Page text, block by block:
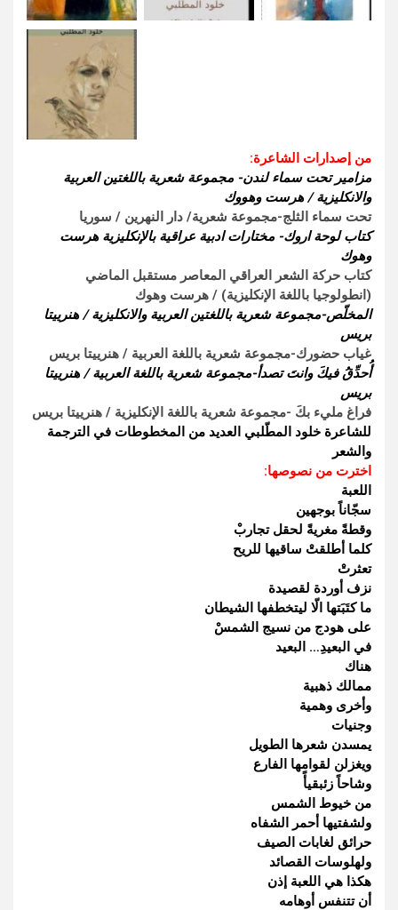
من إصدارات الشاعرة:
مزامير تحت سماء لندن- مجموعة شعرية باللغتين العربية
والانكليزية / هرست وهووك
تحت سماء الثلج-مجموعة شعرية/ دار النهرين / سوريا
كتاب لوحة اروك- مختارات ادبية عراقية بالإنكليزية هرست
وهوك
كتاب حركة الشعر العراقي المعاصر مستقبل الماضي
(انطولوجيا باللغة الإنكليزية) / هرست وهوك
المخلّص-مجموعة شعرية باللغتين العربية والانكليزية / هنرييتا
بريس
غياب حضورك-مجموعة شعرية باللغة العربية / هنرييتا بريس
أُحدِّقُ فيكَ وانتَ تصدأ-مجموعة شعرية باللغة العربية / هنرييتا
بريس
فراغ مليء بكَ -مجموعة شعرية باللغة الإنكليزية / هنرييتا بريس
للشاعرة خلود المطّلبي العديد من المخطوطات في الترجمة
والشعر
اخترت من نصوصها:
اللعبة
سجّاناً بوجهين
وقطةً مغريةً لحقل تجاربْ
كلما أطلقتْ ساقيها للريح
تعثرتْ
نزف أوردة لقصيدة
ما كتَبَتها الّا ليتخطفها الشيطان
على هودج من نسيج الشمسْ
في البعيدِ… البعيد
هناك
ممالك ذهبية
وأخرى وهمية
وجنيات
يمسدن شعرها الطويل
ويغزلن لقوامها الفارع
وشاحاً زئبقيأً
من خيوط الشمس
ولشفتيها أحمر الشفاه
حرائق لغابات الصيف
ولهلوسات القصائد
هكذا هي اللعبة إذن
أن تتنفس أوهامه